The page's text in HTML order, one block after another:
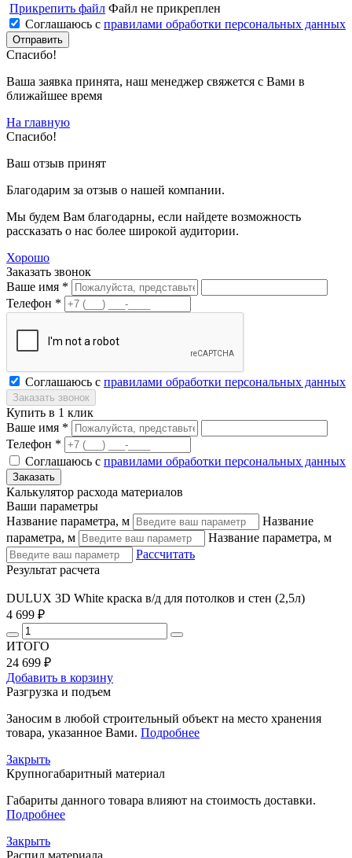
Прикрепить файл Файл не прикреплен
Соглашаюсь с правилами обработки персональных данных
Спасибо!
Ваша заявка принята, наш менеджер свяжется с Вами в
ближайшее время
На главную
Спасибо!
Ваш отзыв принят
Благодарим за отзыв о нашей компании.
Мы будем Вам благодарны, если найдете возможность
рассказать о нас более широкой аудитории.
Хорошо
Заказать звонок
Ваше имя *
Телефон *
Соглашаюсь с правилами обработки персональных данных
Купить в 1 клик
Ваше имя *
Телефон *
Соглашаюсь с правилами обработки персональных данных
Калькулятор расхода материалов
Ваши параметры
Название параметра, м
Название
параметра, м
Название параметра, м
Рассчитать
Результат расчета
DULUX 3D White краска в/д для потолков и стен (2,5л)
4 699 ₽
ИТОГО
24 699 ₽
Добавить в корзину
Разгрузка и подъем
Заносим в любой строительный объект на место хранения
товара, указанное Вами. Подробнее
Закрыть
Крупногабаритный материал
Габариты данного товара влияют на стоимость доставки.
Подробнее
Закрыть
Распил материала